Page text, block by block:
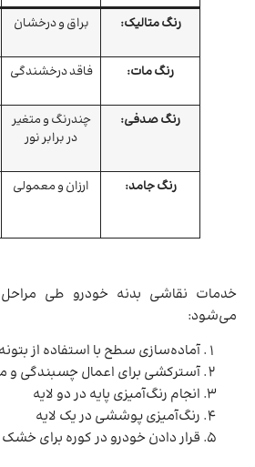
رنگ متالیک:
براق و درخشان
رنگ مات:
فاقد درخشندگی
رنگ صدفی:
چندرنگ و متغیر
در برابر نور
رنگ جامد:
ارزان و معمولی
خدمات نقاشی بدنه خودرو طی مراحل
می‌شود:
آماده‌سازی سطح با استفاده از
آسترکشی برای اعمال چسبندگی و
انجام رنگ‌آمیزی پایه در دو لایه
رنگ‌آمیزی پوششی در یک لایه
قرار دادن خودرو در کوره برای